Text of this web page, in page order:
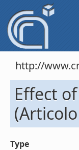
http://
Effect
Type